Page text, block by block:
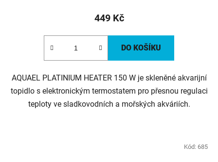
449 Kč
DO KOŠÍKU
AQUAEL PLATINIUM HEATER 150 W je skleněné akvarijní
topidlo s elektronickým termostatem pro přesnou regulaci
teploty ve sladkovodních a mořských akváriích.
Kód: 685